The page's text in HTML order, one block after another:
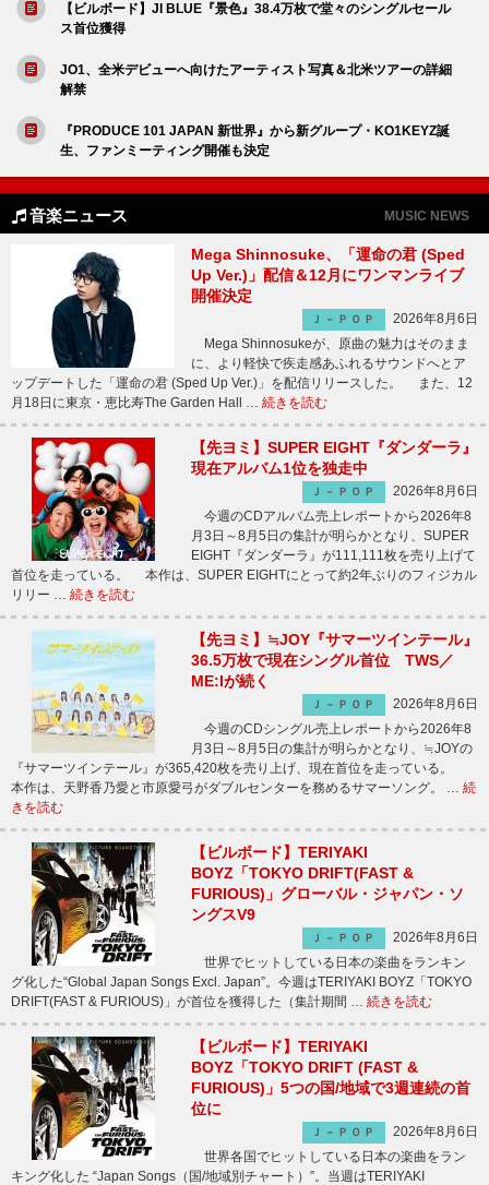
【ビルボード】JI BLUE『景色』38.4万枚で堂々のシングルセール
ス首位獲得
JO1、全米デビューへ向けたアーティスト写真＆北米ツアーの詳細
解禁
『PRODUCE 101 JAPAN 新世界』から新グループ・KO1KEYZ誕
生、ファンミーティング開催も決定
音楽ニュース MUSIC NEWS
Mega Shinnosuke、「運命の君 (Sped
Up Ver.)」配信＆12月にワンマンライブ
開催決定
Ｊ－ＰＯＰ
2026年8月6日
Mega Shinnosukeが、原曲の魅力はそのまま
に、より軽快で疾走感あふれるサウンドへとア
ップデートした「運命の君 (Sped Up Ver.)」を配信リリースした。 また、12
月18日に東京・恵比寿The Garden Hall … 続きを読む
【先ヨミ】SUPER EIGHT『ダンダーラ』
現在アルバム1位を独走中
Ｊ－ＰＯＰ
2026年8月6日
今週のCDアルバム売上レポートから2026年8
月3日～8月5日の集計が明らかとなり、SUPER
EIGHT『ダンダーラ』が111,111枚を売り上げて
首位を走っている。 本作は、SUPER EIGHTにとって約2年ぶりのフィジカル
リリー … 続きを読む
【先ヨミ】≒JOY『サマーツインテール』
36.5万枚で現在シングル首位 TWS／
ME:Iが続く
Ｊ－ＰＯＰ
2026年8月6日
今週のCDシングル売上レポートから2026年8
月3日～8月5日の集計が明らかとなり、≒JOYの
『サマーツインテール』が365,420枚を売り上げ、現在首位を走っている。
本作は、天野香乃愛と市原愛弓がダブルセンターを務めるサマーソング。 … 続
きを読む
【ビルボード】TERIYAKI
BOYZ「TOKYO DRIFT(FAST &
FURIOUS)」グローバル・ジャパン・ソ
ングスV9
Ｊ－ＰＯＰ
2026年8月6日
世界でヒットしている日本の楽曲をランキン
グ化した“Global Japan Songs Excl. Japan”。今週はTERIYAKI BOYZ「TOKYO
DRIFT(FAST & FURIOUS)」が首位を獲得した（集計期間 … 続きを読む
【ビルボード】TERIYAKI
BOYZ「TOKYO DRIFT (FAST &
FURIOUS)」5つの国/地域で3週連続の首
位に
Ｊ－ＰＯＰ
2026年8月6日
世界各国でヒットしている日本の楽曲をラン
キング化した “Japan Songs（国/地域別チャート）”。当週はTERIYAKI